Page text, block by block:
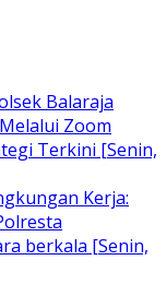
Balaraja
Zoom
Terkini [Senin,
Kerja:
berkala [Senin,